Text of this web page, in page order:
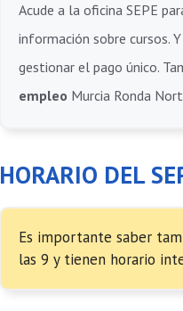
Acude a la oficina SEPE
información sobre cursos.
gestionar el pago único.
empleo Murcia Ronda
HORARIO DEL
Es importante saber
las 9 y tienen horario